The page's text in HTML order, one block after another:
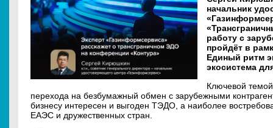
начальник
работу с
пройдёт в
Единый ритм
экосистема
Ключевой темой
перехода на безбумажный обмен с зарубежными
бизнесу интересен и выгоден ТЭДО, а наиболее
ЕАЭС и дружественных стран.